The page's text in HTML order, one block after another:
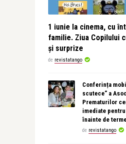
1 iunie la cinema, cu
familie. Ziua Copilului
și surprize
de revistatango
Conferința
scutece” a
Prematurilor
imediate
înainte de
de revistatango